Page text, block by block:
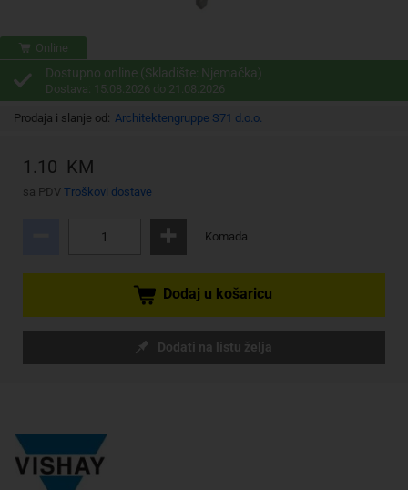
Online
Dostupno online (Skladište: Njemačka)
Dostava: 15.08.2026 do 21.08.2026
Prodaja i slanje od: Architektengruppe S71 d.o.o.
1.10 KM
sa PDV Troškovi dostave
Komada
Dodaj u košaricu
Dodati na listu želja